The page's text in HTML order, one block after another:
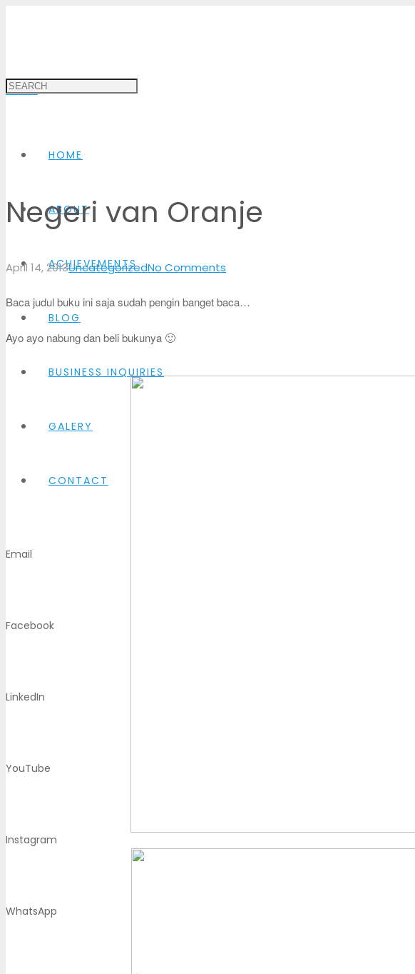
MENU
HOME
ABOUT
ACHIEVEMENTS
BLOG
BUSINESS INQUIRIES
GALERY
CONTACT
Email
Facebook
LinkedIn
YouTube
Instagram
WhatsApp
Negeri van Oranje
April 14, 2013UncategorizedNo Comments
Baca judul buku ini saja sudah pengin banget baca…
Ayo ayo nabung dan beli bukunya 🙂